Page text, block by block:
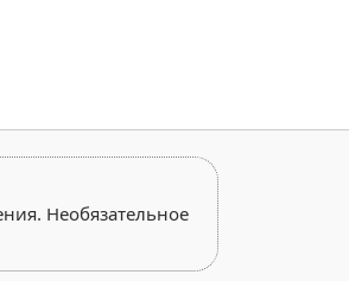
Необязательное